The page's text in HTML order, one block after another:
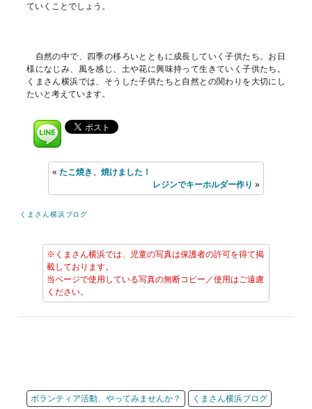
ていくことでしょう。
自然の中で、四季の移ろいとともに成長していく子供たち。お日
様になじみ、風を感じ、土や花に興味持って生きていく子供たち。
くまさん横浜では、そうした子供たちと自然との関わりを大切にし
たいと考えています。
«たこ焼き、焼けました！
レジンでキーホルダー作り »
くまさん横浜ブログ
※くまさん横浜では、児童の写真は保護者の許可を得て掲
載しております。
当ページで使用している写真の無断コピー／使用はご遠慮
ください。
ボランティア活動、やってみませんか？
くまさん横浜ブログ